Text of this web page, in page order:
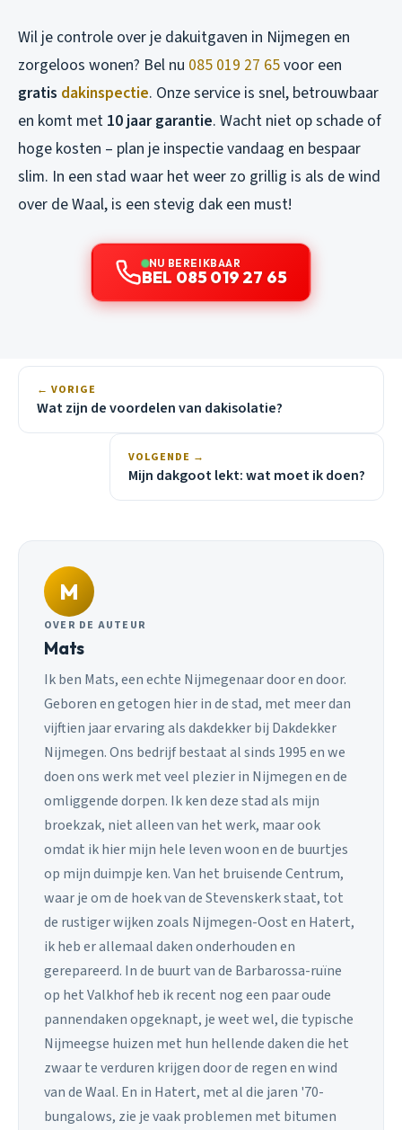
Wil je controle over je dakuitgaven in Nijmegen en
zorgeloos wonen? Bel nu 085 019 27 65voor een
gratis dakinspectie. Onze service is snel, betrouwbaar
en komt met 10 jaar garantie. Wacht niet op schade of
hoge kosten – plan je inspectie vandaag en bespaar
slim. In een stad waar het weer zo grillig is als de wind
over de Waal, is een stevig dak een must!
NU BEREIKBAAR
BEL 085 019 27 65
← VORIGE
Wat zijn de voordelen van dakisolatie?
VOLGENDE →
Mijn dakgoot lekt: wat moet ik doen?
M
OVER DE AUTEUR
Mats
Ik ben Mats, een echte Nijmegenaar door en door.
Geboren en getogen hier in de stad, met meer dan
vijftien jaar ervaring als dakdekker bij Dakdekker
Nijmegen. Ons bedrijf bestaat al sinds 1995 en we
doen ons werk met veel plezier in Nijmegen en de
omliggende dorpen. Ik ken deze stad als mijn
broekzak, niet alleen van het werk, maar ook
omdat ik hier mijn hele leven woon en de buurtjes
op mijn duimpje ken. Van het bruisende Centrum,
waar je om de hoek van de Stevenskerk staat, tot
de rustiger wijken zoals Nijmegen-Oost en Hatert,
ik heb er allemaal daken onderhouden en
gerepareerd. In de buurt van de Barbarossa-ruïne
op het Valkhof heb ik recent nog een paar oude
pannendaken opgeknapt, je weet wel, die typische
Nijmeegse huizen met hun hellende daken die het
zwaar te verduren krijgen door de regen en wind
van de Waal. En in Hatert, met al die jaren '70-
bungalows, zie je vaak problemen met bitumen